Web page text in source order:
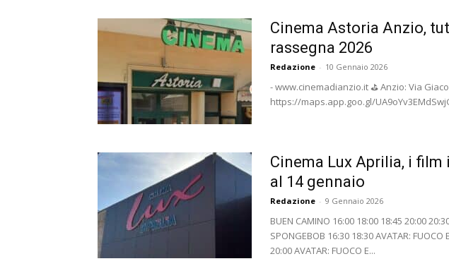
Cinema Astoria Anzio,
rassegna 2026
Redazione - 10 Gennaio 2026
- www.cinemadianzio.it ⛳️ Anzio: Via
https://maps.app.goo.gl/
Cinema Lux Aprilia, i film
al 14 gennaio
Redazione - 9 Gennaio 2026
BUEN CAMINO 16:00 18:00 18:45 20:00
SPONGEBOB 16:30 18:30 AVATAR: FUOCO
20:00 AVATAR: FUOCO E...